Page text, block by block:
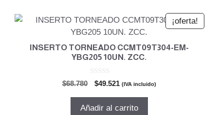
¡oferta!
INSERTO TORNEADO CCMT09T304-EM-
YBG205 10UN. ZCC.
$68.780
El
original
$49.521El
actual
(IVA incluido)
Añadir al carrito